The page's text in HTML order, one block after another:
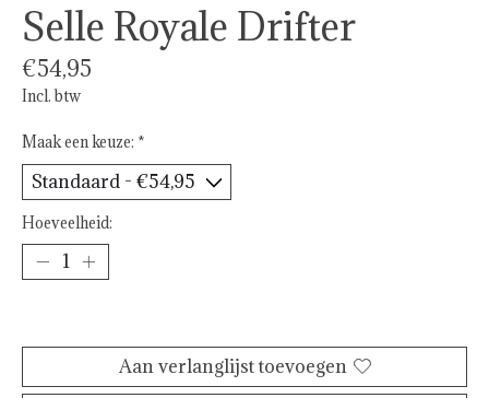
Selle Royale Drifter
€54,95
Incl. btw
Maak een keuze: *
Hoeveelheid:
Aan verlanglijst toevoegen